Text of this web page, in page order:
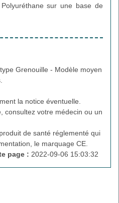
sur une base de
Grenouille - Modèle moyen
la notice éventuelle.
consultez votre médecin ou un
de santé réglementé qui
le marquage CE.
page : 2022-09-06 15:03:32